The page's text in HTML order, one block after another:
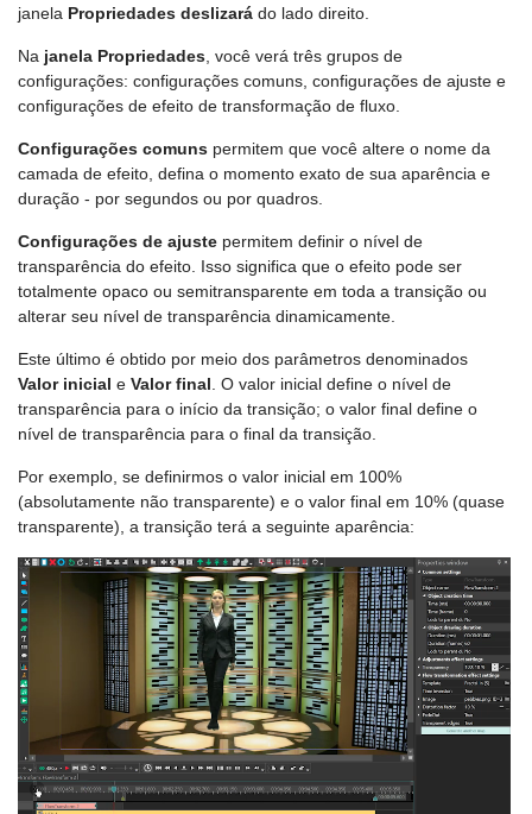
janela Propriedades deslizará do lado direito.
Na janela Propriedades , você verá três grupos de
configurações: configurações comuns, configurações de ajuste e
configurações de efeito de transformação de fluxo.
Configurações comuns permitem que você altere o nome da
camada de efeito, defina o momento exato de sua aparência e
duração - por segundos ou por quadros.
Configurações de ajuste permitem definir o nível de
transparência do efeito. Isso significa que o efeito pode ser
totalmente opaco ou semitransparente em toda a transição ou
alterar seu nível de transparência dinamicamente.
Este último é obtido por meio dos parâmetros denominados
Valor inicial e Valor final . O valor inicial define o nível de
transparência para o início da transição; o valor final define o
nível de transparência para o final da transição.
Por exemplo, se definirmos o valor inicial em 100%
(absolutamente não transparente) e o valor final em 10% (quase
transparente), a transição terá a seguinte aparência: